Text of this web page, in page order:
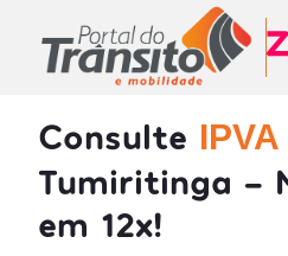
Consulte
Tumiritinga -
em 12x!